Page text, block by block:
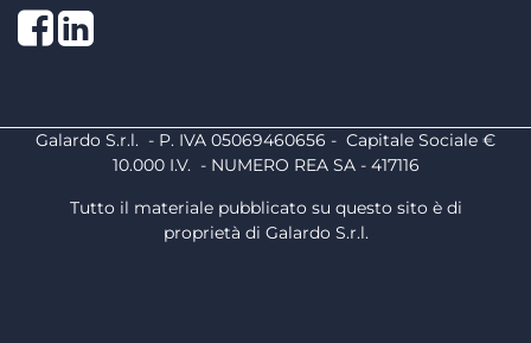
Facebook
LinkedIn
Galardo S.r.l. - P. IVA 05069460656 - Capitale Sociale €
10.000 I.V. - NUMERO REA SA - 417116
Tutto il materiale pubblicato su questo sito è di
proprietà di Galardo S.r.l.